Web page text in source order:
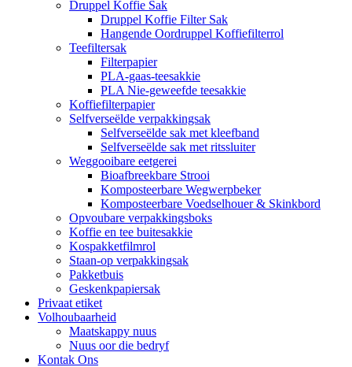
Druppel Koffie Sak
Druppel Koffie Filter Sak
Hangende Oordruppel Koffiefilterrol
Teefiltersak
Filterpapier
PLA-gaas-teesakkie
PLA Nie-geweefde teesakkie
Koffiefilterpapier
Selfverseëlde verpakkingsak
Selfverseëlde sak met kleefband
Selfverseëlde sak met ritssluiter
Weggooibare eetgerei
Bioafbreekbare Strooi
Komposteerbare Wegwerpbeker
Komposteerbare Voedselhouer & Skinkbord
Opvoubare verpakkingsboks
Koffie en tee buitesakkie
Kospakketfilmrol
Staan-op verpakkingsak
Pakketbuis
Geskenkpapiersak
Privaat etiket
Volhoubaarheid
Maatskappy nuus
Nuus oor die bedryf
Kontak Ons